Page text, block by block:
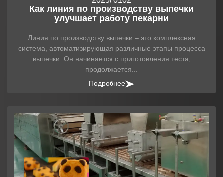
Как линия по производству выпечки
улучшает работу пекарни
Линия по производству выпечки – это комплексная
система, автоматизирующая различные этапы процесса
выпечки. Он начинается с приготовления теста,
продолжается...
Подробнее